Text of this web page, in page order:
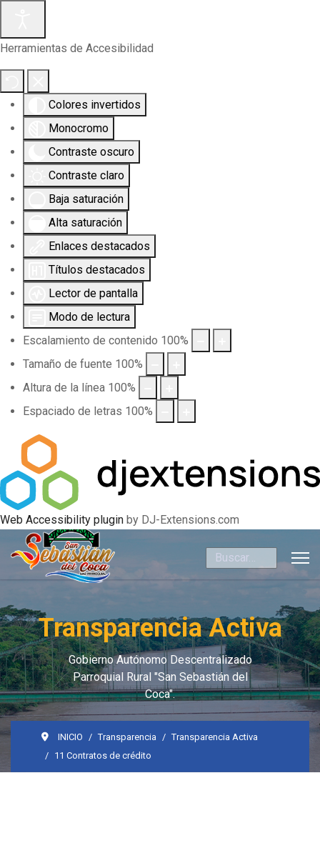
Herramientas de Accesibilidad
Colores invertidos
Monocromo
Contraste oscuro
Contraste claro
Baja saturación
Alta saturación
Enlaces destacados
Títulos destacados
Lector de pantalla
Modo de lectura
Escalamiento de contenido 100%
Tamaño de fuente 100%
Altura de la línea 100%
Espaciado de letras 100%
Web Accessibility plugin by DJ-Extensions.com
Buscar
Transparencia Activa
Gobierno Autónomo Descentralizado
Parroquial Rural "San Sebastián del
Coca".
INICIO Transparencia
Transparencia Activa
11 Contratos de crédito